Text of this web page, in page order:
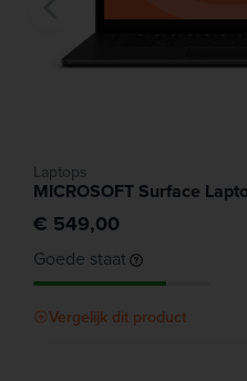
Laptops
MICROSOFT Surface
€ 549,00
Goede staat
Vergelijk dit product